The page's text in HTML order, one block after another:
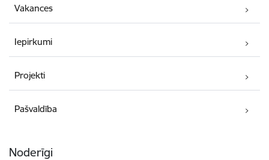
Vakances
Iepirkumi
Projekti
Pašvaldība
Noderīgi